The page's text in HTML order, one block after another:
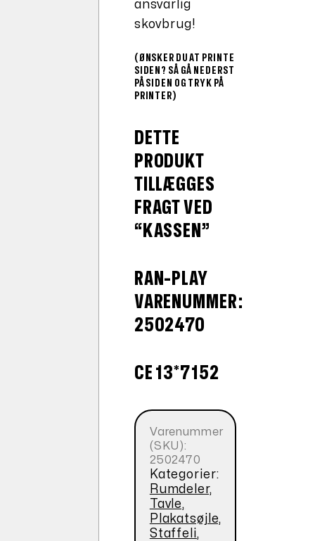
ansvarlig
skovbrug!
(ØNSKER DU AT PRINTE
SIDEN? SÅ GÅ NEDERST
PÅ SIDEN OG TRYK PÅ
PRINTER)
DETTE
PRODUKT
TILLÆGGES
FRAGT VED
“KASSEN”
RAN-PLAY
VARENUMMER:
2502470
CE 13*7152
Varenummer
(SKU):
2502470
Kategorier:
Rumdeler,
Tavle,
Plakatsøjle,
Staffeli,